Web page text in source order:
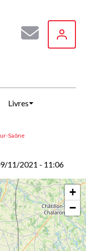
Livres
Saône
11/2021 - 11:06
+
−